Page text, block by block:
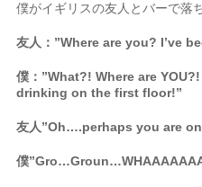
僕がイギリスの友人とバーで落
友人：”Where are you? I’ve
僕：”What?! Where are
drinking on the first floor!”
友人”Oh….perhaps you are
僕